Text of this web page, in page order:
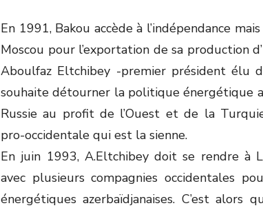
En 1991, Bakou accède à l’indépendance
Moscou pour l’exportation de sa production
Aboulfaz Eltchibey -premier président élu
souhaite détourner la politique énergétique
Russie au profit de l’Ouest et de la
pro-occidentale qui est la sienne.
En juin 1993, A.Eltchibey doit se rendre à
avec plusieurs compagnies occidentales
énergétiques azerbaïdjanaises. C’est alors